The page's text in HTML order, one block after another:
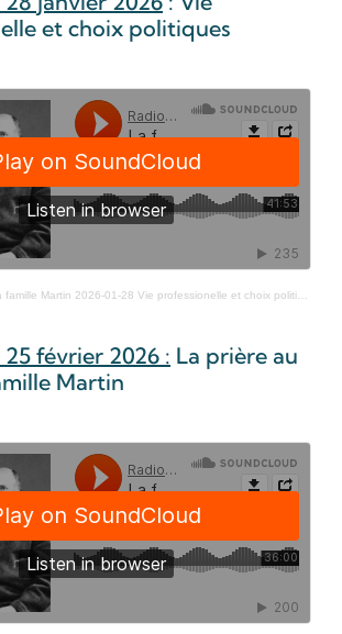
et choix politiques
famille Martin 2026-01-28 Vie professionelle et choix politiques
février 2026 : La prière au
Martin